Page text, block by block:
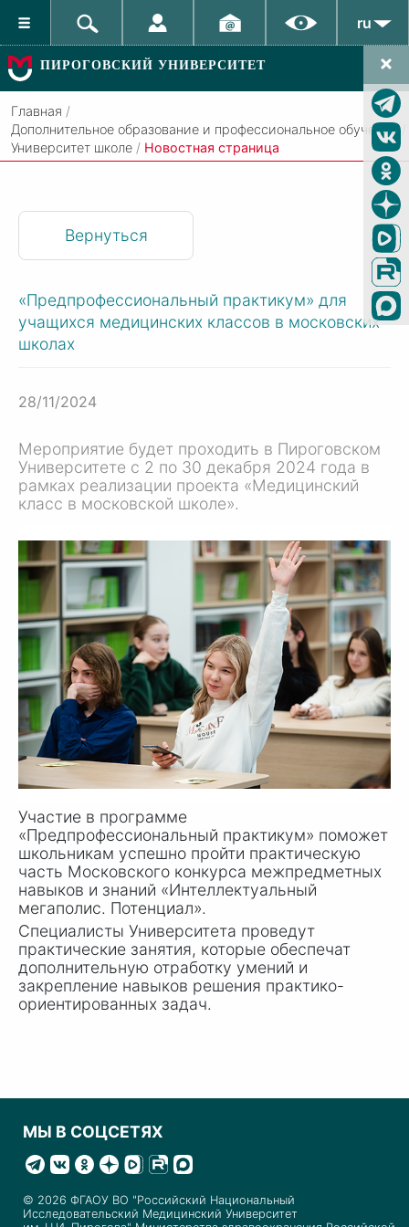
ru
ПИРОГОВСКИЙ УНИВЕРСИТЕТ
Главная /
Дополнительное образование и профессиональное обучение
Университет школе / Новостная страница
«Предпрофессиональный практикум» для
учащихся медицинских классов в московских
школах
28/11/2024
Мероприятие будет проходить в Пироговском
Университете с 2 по 30 декабря 2024 года в
рамках реализации проекта «Медицинский
класс в московской школе».
Участие в программе
«Предпрофессиональный практикум» поможет
школьникам успешно пройти практическую
часть Московского конкурса межпредметных
навыков и знаний «Интеллектуальный
мегаполис. Потенциал».
Специалисты Университета проведут
практические занятия, которые обеспечат
дополнительную отработку умений и
закрепление навыков решения практико-
ориентированных задач.
Вернуться
МЫ В СОЦСЕТЯХ
© 2026 ФГАОУ ВО "Российский Национальный
Исследовательский Медицинский Университет